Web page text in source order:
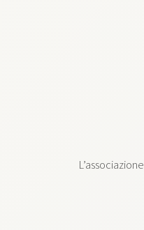
L’associazione